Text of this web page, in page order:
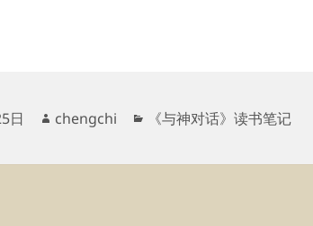
日
作
chengchi
分
《与神对话》读书笔记